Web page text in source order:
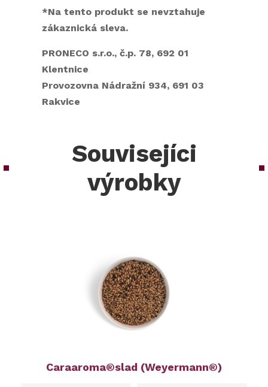
*Na tento produkt se nevztahuje
zákaznická sleva.
PRONECO s.r.o., č.p. 78, 692 01
Klentnice
Provozovna Nádražní 934, 691 03
Rakvice
Souvisejíci
výrobky
Caraaroma®slad (Weyermann®)